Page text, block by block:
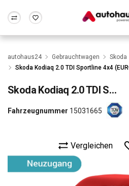
Zum Antrag
Wir bewerten dein Auto
Alle Fragen &
Rund um die
Frankfurt Wuppertal
autohaus24 Gebrauchtwagen Skoda
Skoda Kodiaq 2.0 TDI Sportline 4x4
Skoda Kodiaq 2.0 TDI Sportline 4x4 (EURO 6d)
Fahrzeugnummer 15031665
Vergleichen